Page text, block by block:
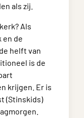
als zij.
Als
en de
helft van
is de
krijgen. Er is
(Stinskids)